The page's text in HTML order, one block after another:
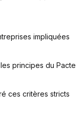
impliquées
principes du Pacte
ces critères stricts